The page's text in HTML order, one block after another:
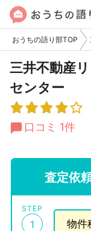
おうちの語り部TOP
三井不動産
センター
口コミ 1件
査定依
STEP
1